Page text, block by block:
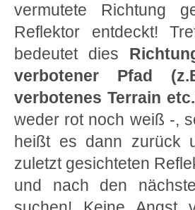
vermutete Richtung
Reflektor entdeckt!
bedeutet dies
verbotener Pfad
verbotenes Terrain
weder rot noch weiß -,
heißt es dann zurück
zuletzt gesichteten
und nach den